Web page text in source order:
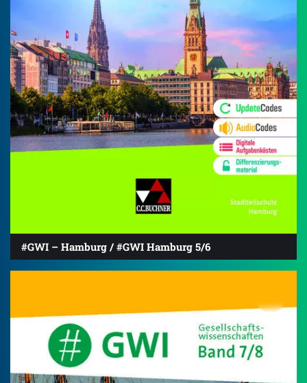
#GWI – Hamburg / #GWI Hamburg 5/6